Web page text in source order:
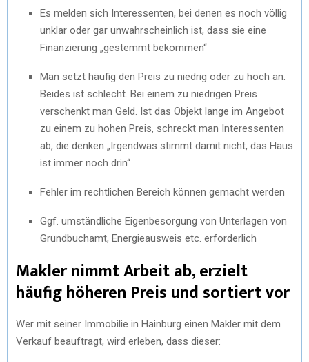
Es melden sich Interessenten, bei denen es noch völlig
unklar oder gar unwahrscheinlich ist, dass sie eine
Finanzierung „gestemmt bekommen“
Man setzt häufig den Preis zu niedrig oder zu hoch an.
Beides ist schlecht. Bei einem zu niedrigen Preis
verschenkt man Geld. Ist das Objekt lange im Angebot
zu einem zu hohen Preis, schreckt man Interessenten
ab, die denken „Irgendwas stimmt damit nicht, das Haus
ist immer noch drin“
Fehler im rechtlichen Bereich können gemacht werden
Ggf. umständliche Eigenbesorgung von Unterlagen von
Grundbuchamt, Energieausweis etc. erforderlich
Makler nimmt Arbeit ab, erzielt
häufig höheren Preis und sortiert vor
Wer mit seiner Immobilie in Hainburg einen Makler mit dem
Verkauf beauftragt, wird erleben, dass dieser: